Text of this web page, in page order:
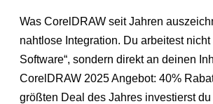
Was CorelDRAW seit Jahren
nahtlose Integration. Du arbeitest nicht
Software“, sondern direkt an deinen
CorelDRAW 2025 Angebot: 40%
größten Deal des Jahres investierst